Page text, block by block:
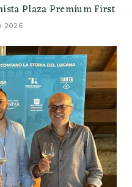
Plaza Premium First
2026